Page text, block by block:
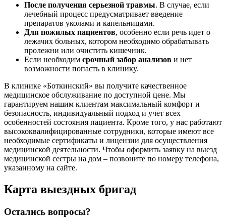
После получения серьезной травмы. В случае, если
лечебный процесс предусматривает введение
препаратов уколами и капельницами.
Для пожилых пациентов, особенно если речь идет о
лежачих больных, котором необходимо обрабатывать
пролежни или очистить кишечник.
Если необходим срочный забор анализов и нет
возможности попасть в клинику.
В клинике «Боткинский» вы получите качественное
медицинское обслуживание по доступной цене. Мы
гарантируем нашим клиентам максимальный комфорт и
безопасность, индивидуальный подход и учет всех
особенностей состояния пациента. Кроме того, у нас работают
высококвалифицированные сотрудники, которые имеют все
необходимые сертификаты и лицензии для осуществления
медицинской деятельности. Чтобы оформить заявку на выезд
медицинской сестры на дом – позвоните по номеру телефона,
указанному на сайте.
Карта выездных бригад
Остались вопросы?